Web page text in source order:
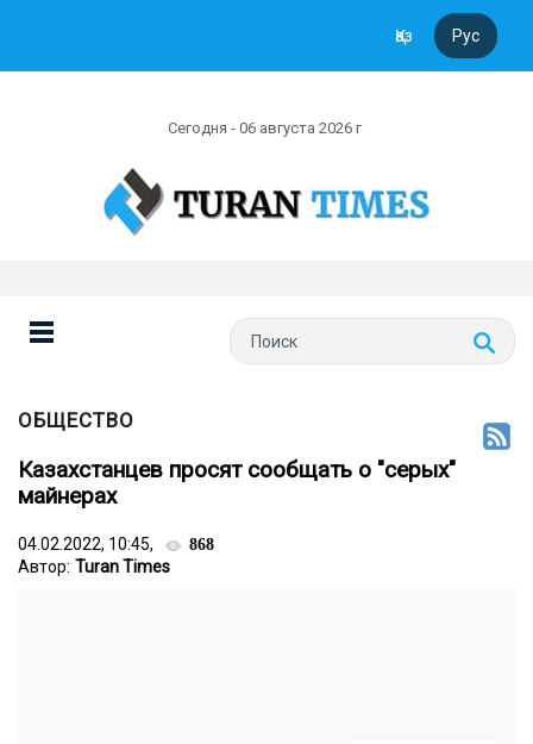
Қаз Рус
Сегодня - 06 августа 2026 г
ОБЩЕСТВО
Казахстанцев просят сообщать о "серых"
майнерах
04.02.2022, 10:45, 868
Автор: Turan Times